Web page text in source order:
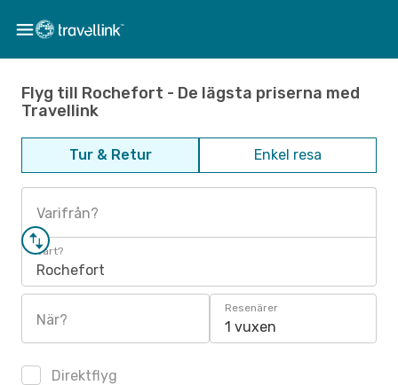
Flyg till Rochefort - De lägsta priserna med
Travellink
Tur & Retur Enkel resa
Varifrån?
Vart?
Rochefort
När?
Resenärer
1 vuxen
Direktflyg